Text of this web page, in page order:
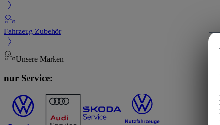
Fahrzeug Zubehör
Unsere Marken
nur Service: